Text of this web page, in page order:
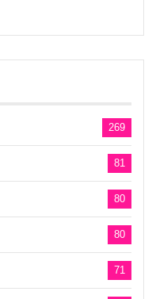
269
81
80
80
71